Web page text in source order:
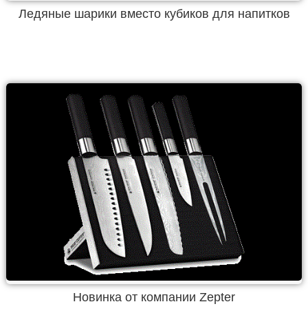
Ледяные шарики вместо кубиков для напитков
Новинка от компании Zepter